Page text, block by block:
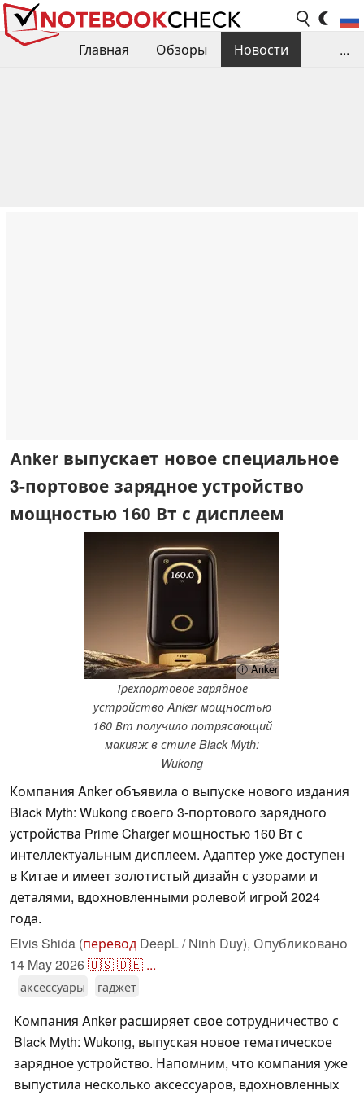
Главная Обзоры
Новости
...
Anker выпускает новое специальное
3-портовое зарядное устройство
мощностью 160 Вт с дисплеем
ⓘ Anker
Трехпортовое зарядное
устройство Anker мощностью
160 Вт получило потрясающий
макияж в стиле Black Myth:
Wukong
Компания Anker объявила о выпуске нового издания
Black Myth: Wukong своего 3-портового зарядного
устройства Prime Charger мощностью 160 Вт с
интеллектуальным дисплеем. Адаптер уже доступен
в Китае и имеет золотистый дизайн с узорами и
деталями, вдохновленными ролевой игрой 2024
года.
Elvis Shida (перевод DeepL / Ninh Duy), Опубликовано
14 May 2026🇺🇸🇩🇪 ...
аксессуары гаджет
Компания Anker расширяет свое сотрудничество с
Black Myth: Wukong, выпуская новое тематическое
зарядное устройство. Напомним, что компания уже
выпустила несколько аксессуаров, вдохновленных